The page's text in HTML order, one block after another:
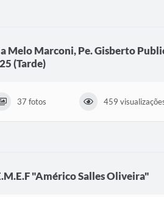
Melo Marconi, Pe. Gisberto
(Tarde)
37 fotos 459
"Américo Salles Oliveira"